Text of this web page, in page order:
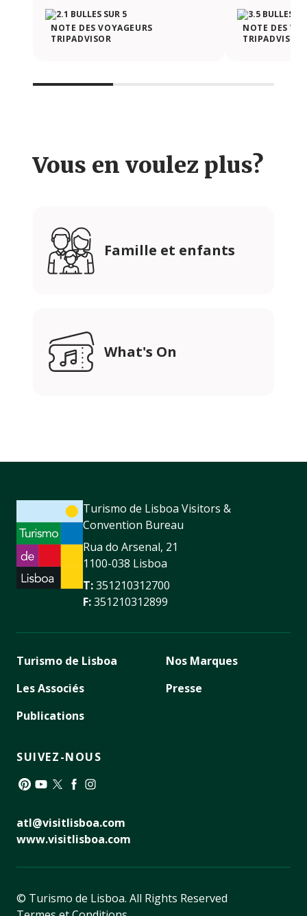
NOTE DES VOYAGEURS
TRIPADVISOR
NOTE DES
TRIPADVISOR
Vous en voulez plus?
Famille et enfants
What's On
Turismo de Lisboa Visitors &
Convention Bureau
Rua do Arsenal, 21
1100-038 Lisboa
T:351210312700
F:351210312899
Turismo de Lisboa
Les Associés
Publications
Nos Marques
Presse
SUIVEZ-NOUS
atl@visitlisboa.com
www.visitlisboa.com
© Turismo de Lisboa. All Rights Reserved